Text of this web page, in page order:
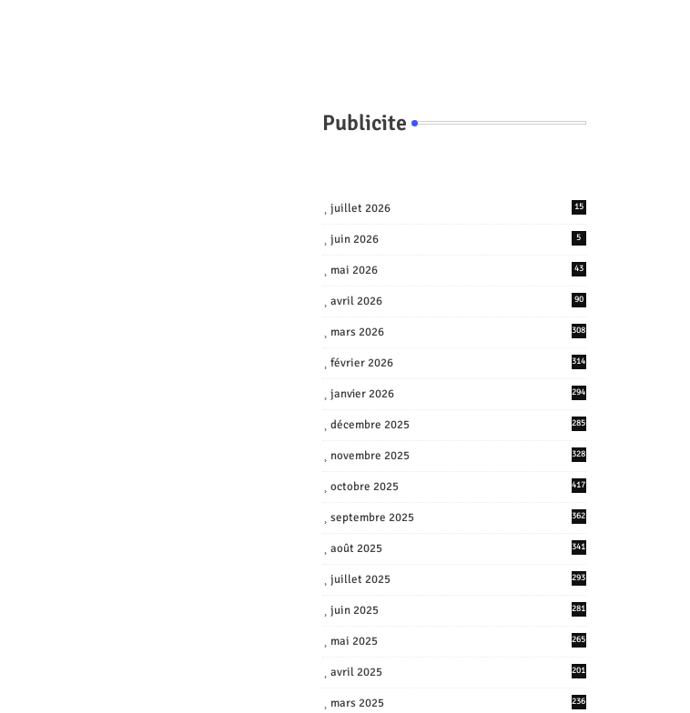
Publicite
juillet 2026 15
juin 2026 5
mai 2026 43
avril 2026 90
mars 2026 308
février 2026 314
janvier 2026 294
décembre 2025 285
novembre 2025 328
octobre 2025 417
septembre 2025 362
août 2025 341
juillet 2025 293
juin 2025 281
mai 2025 265
avril 2025 201
mars 2025 236